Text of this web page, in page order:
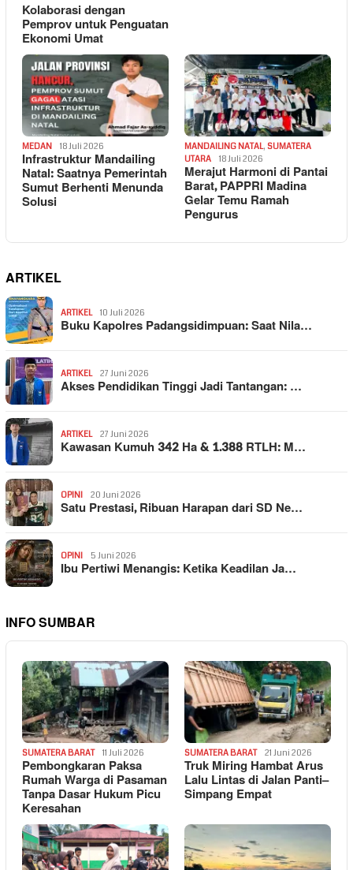
Kolaborasi dengan
Pemprov untuk Penguatan
Ekonomi Umat
MEDAN 18 Juli 2026
Infrastruktur Mandailing
Natal: Saatnya Pemerintah
Sumut Berhenti Menunda
Solusi
MANDAILING NATAL, SUMATERA
UTARA
18 Juli 2026
Merajut Harmoni di Pantai
Barat, PAPPRI Madina
Gelar Temu Ramah
Pengurus
ARTIKEL
ARTIKEL 10 Juli 2026
Buku Kapolres Padangsidimpuan: Saat Nila…
ARTIKEL 27 Juni 2026
Akses Pendidikan Tinggi Jadi Tantangan: …
ARTIKEL 27 Juni 2026
Kawasan Kumuh 342 Ha & 1.388 RTLH: M…
OPINI 20 Juni 2026
Satu Prestasi, Ribuan Harapan dari SD Ne…
OPINI 5 Juni 2026
Ibu Pertiwi Menangis: Ketika Keadilan Ja…
INFO SUMBAR
SUMATERA BARAT 11 Juli 2026
Pembongkaran Paksa
Rumah Warga di Pasaman
Tanpa Dasar Hukum Picu
Keresahan
SUMATERA BARAT 21 Juni 2026
Truk Miring Hambat Arus
Lalu Lintas di Jalan Panti–
Simpang Empat